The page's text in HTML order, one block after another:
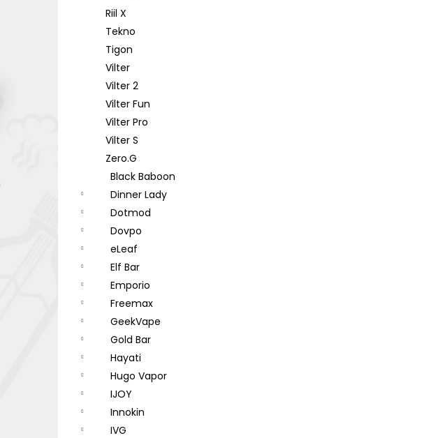
Riil X
Tekno
Tigon
Vilter
Vilter 2
Vilter Fun
Vilter Pro
Vilter S
Zero.G
Black Baboon
Dinner Lady
Dotmod
Dovpo
eLeaf
Elf Bar
Emporio
Freemax
GeekVape
Gold Bar
Hayati
Hugo Vapor
IJOY
Innokin
IVG